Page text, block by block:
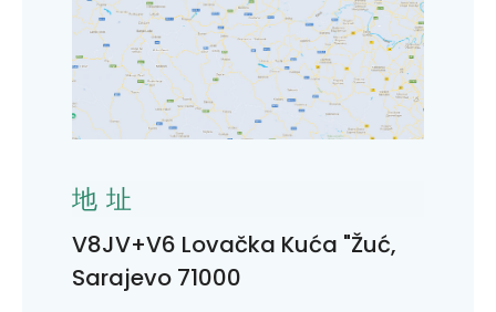
地址
V8JV+V6 Lovačka Kuća "Žuć,
Sarajevo 71000